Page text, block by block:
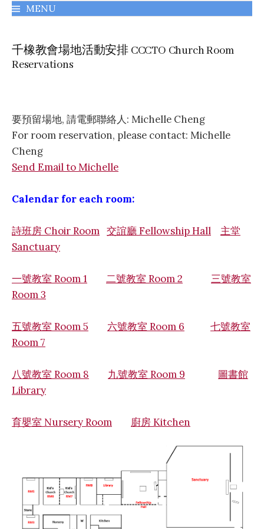
MENU
千橡教會場地活動安排 CCCTO Church Room
Reservations
要預留場地, 請電郵聯絡人: Michelle Cheng
For room reservation, please contact: Michelle
Cheng
Send Email to Michelle
Calendar for each room:
詩班房 Choir Room 交誼廳 Fellowship Hall
主堂
Sanctuary
一號教室 Room 1 二號教室 Room 2
三號教室
Room 3
五號教室 Room 5 六號教室 Room 6
七號教室
Room 7
八號教室 Room 8 九號教室 Room 9
圖書館
Library
育嬰室 Nursery Room 廚房 Kitchen